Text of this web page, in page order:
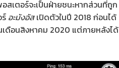
เตอร์จะเป็นฝ่ายชนะหากส่วนที่ถูก
อะมังอัสเปิดตัวในปี 2018 ก่อนได้
เดือนสิงหาคม 2020 แต่ภายหลังได้